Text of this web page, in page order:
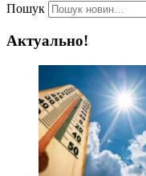
Пошук
Актуально!